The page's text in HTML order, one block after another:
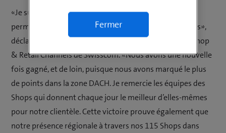
«Je suis ravi que notre engagement et notre souci
permanent de qualité de conseil aient porté leurs fruits»,
déclare Michel Siegenthaler, le nouveau responsable Shop
& Retail Channels de Swisscom. «Nous avons une nouvelle
fois gagné, et de loin, puisque nous avons marqué le plus
de points dans la zone DACH. Je remercie les équipes des
Shops qui donnent chaque jour le meilleur d’elles-mêmes
pour notre clientèle. Cette victoire prouve également que
notre présence régionale à travers nos 115 Shops dans
Fermer